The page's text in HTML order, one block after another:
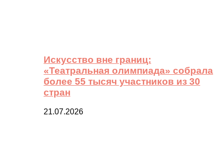
Искусство вне границ:
«Театральная олимпиада» собрала
более 55 тысяч участников из 30
стран
21.07.2026